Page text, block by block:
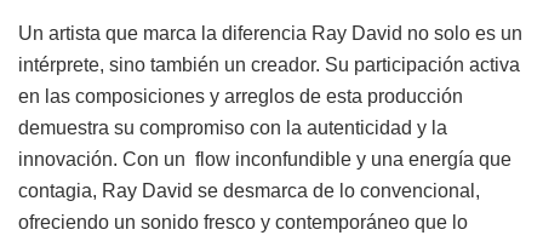
Un artista que marca la diferencia Ray David no solo es un
intérprete, sino también un creador. Su participación activa
en las composiciones y arreglos de esta producción
demuestra su compromiso con la autenticidad y la
innovación. Con un flow inconfundible y una energía que
contagia, Ray David se desmarca de lo convencional,
ofreciendo un sonido fresco y contemporáneo que lo